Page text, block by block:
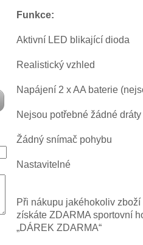
Funkce:
Aktivní LED blikající dioda
Realistický vzhled
Napájení 2 x AA baterie
Nejsou potřebné žádné dráty
Žádný snímač pohybu
Nastavitelné
Při nákupu jakéhokoliv
získáte ZDARMA sportovní
„DÁREK ZDARMA“